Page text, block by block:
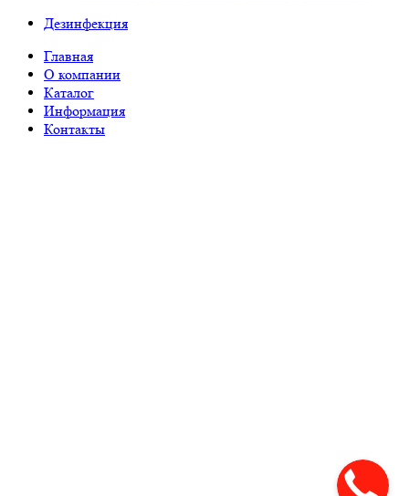
Дезинфекция
Главная
О компании
Каталог
Информация
Контакты